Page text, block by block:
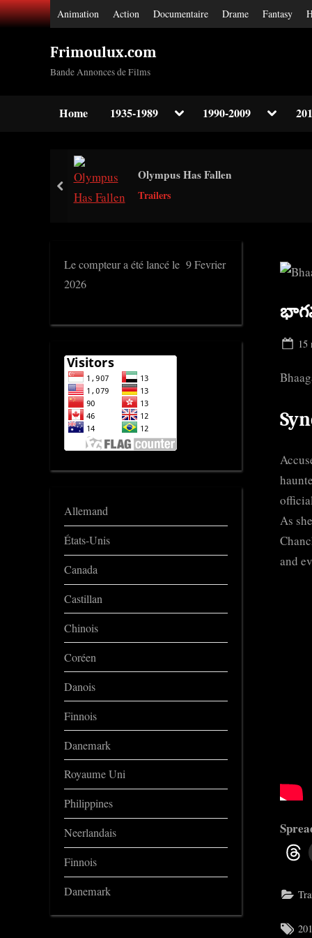
Skip
to
Animation Action Documentaire Drame Fantasy
Frimoulux.com
Bande Annonces de Films
Home 1935-1989 Toggle1990-2009 Toggle
Olympus Has Fallen
Trailers
prev
15
As
and
Le compteur a été lancé le 9 Fevrier
2026
Allemand
États-Unis
Canada
Castillan
Chinois
Coréen
Danois
Finnois
Danemark
Royaume Uni
Philippines
Neerlandais
Finnois
Danemark